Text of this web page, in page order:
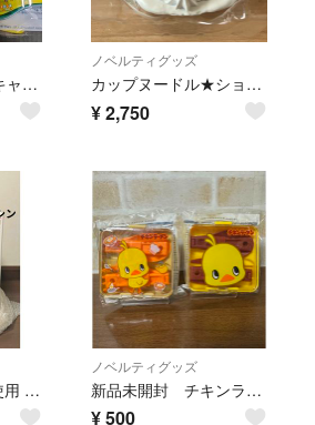
カラーメシ × ゆるキャン△ オリジナルスプーン&ハーフケースセット 6種
ノベルティグッズ
カップヌードル★ショートケーキフタどめフィギュア
¥2,750
【非売品】新品未使用 日清「カップヌードルMYベンディングマシン」
ノベルティグッズ
新品未開封 チキンラーメン カトラリー 2個セット
¥500